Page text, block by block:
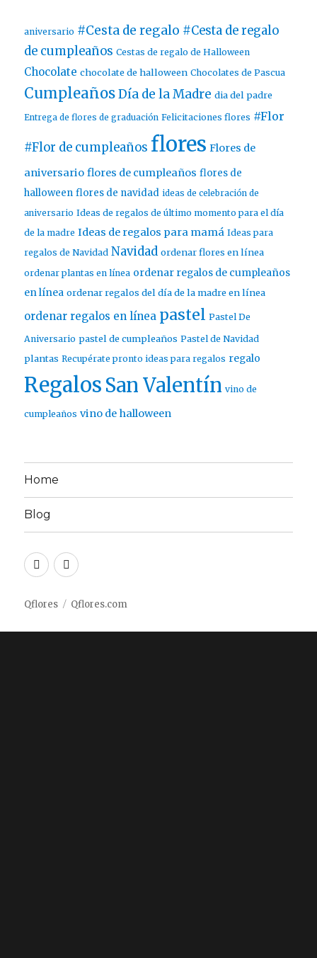
aniversario #Cesta de regalo #Cesta de regalo
de cumpleaños Cestas de regalo de Halloween
Chocolate chocolate de halloween Chocolates de Pascua
Cumpleaños Día de la Madre dia del padre
Entrega de flores de graduación Felicitaciones flores #Flor
#Flor de cumpleaños flores Flores de
aniversario flores de cumpleaños flores de
halloween flores de navidad ideas de celebración de
aniversario Ideas de regalos de último momento para el día
de la madre Ideas de regalos para mamá Ideas para
regalos de Navidad Navidad ordenar flores en línea
ordenar plantas en línea ordenar regalos de cumpleaños
en línea ordenar regalos del día de la madre en línea
ordenar regalos en línea pastel Pastel De
Aniversario pastel de cumpleaños Pastel de Navidad
plantas Recupérate pronto ideas para regalos regalo
Regalos San Valentín vino de
cumpleaños vino de halloween
Home
Blog
TwitterFacebook
Qflores Qflores.com